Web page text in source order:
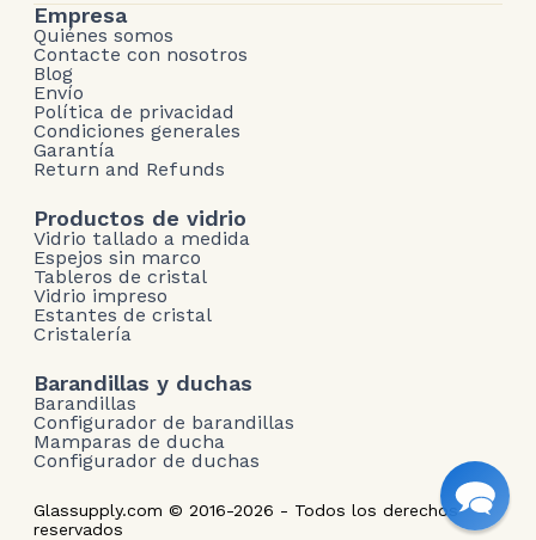
Empresa
Quiénes somos
Contacte con nosotros
Blog
Envío
Política de privacidad
Condiciones generales
Garantía
Return and Refunds
Productos de vidrio
Vidrio tallado a medida
Espejos sin marco
Tableros de cristal
Vidrio impreso
Estantes de cristal
Cristalería
Barandillas y duchas
Barandillas
Configurador de barandillas
Mamparas de ducha
Configurador de duchas
Glassupply.com © 2016-2026 - Todos los derechos
reservados